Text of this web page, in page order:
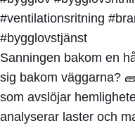
Sanningen bakom en
sig bakom väggarna?
som avslöjar
analyserar laster och